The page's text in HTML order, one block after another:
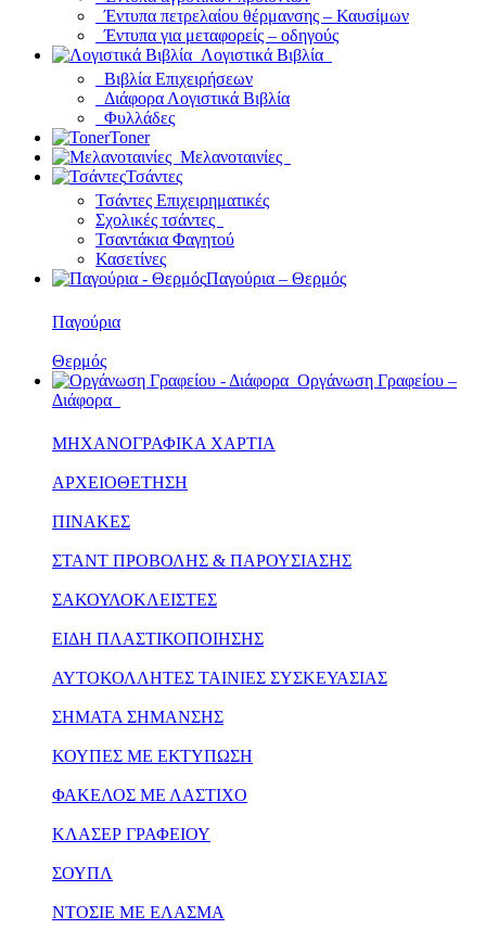
Έντυπα πετρελαίου θέρμανσης – Καυσίμων
Έντυπα για μεταφορείς – οδηγούς
Λογιστικά Βιβλία
Βιβλία Επιχειρήσεων
Διάφορα Λογιστικά Βιβλία
Φυλλάδες
Toner
Μελανοταινίες
Τσάντες
Τσάντες Επιχειρηματικές
Σχολικές τσάντες
Τσαντάκια Φαγητού
Κασετίνες
Παγούρια – Θερμός
Παγούρια
Θερμός
Οργάνωση Γραφείου –
Διάφορα
ΜΗΧΑΝΟΓΡΑΦΙΚΑ ΧΑΡΤΙΑ
ΑΡΧΕΙΟΘΕΤΗΣΗ
ΠΙΝΑΚΕΣ
ΣΤΑΝΤ ΠΡΟΒΟΛΗΣ & ΠΑΡΟΥΣΙΑΣΗΣ
ΣΑΚΟΥΛΟΚΛΕΙΣΤΕΣ
ΕΙΔΗ ΠΛΑΣΤΙΚΟΠΟΙΗΣΗΣ
ΑΥΤΟΚΟΛΛΗΤΕΣ ΤΑΙΝΙΕΣ ΣΥΣΚΕΥΑΣΙΑΣ
ΣΗΜΑΤΑ ΣΗΜΑΝΣΗΣ
ΚΟΥΠΕΣ ΜΕ ΕΚΤΥΠΩΣΗ
ΦΑΚΕΛΟΣ ΜΕ ΛΑΣΤΙΧΟ
ΚΛΑΣΕΡ ΓΡΑΦΕΙΟΥ
ΣΟΥΠΛ
ΝΤΟΣΙΕ ΜΕ ΕΛΑΣΜΑ